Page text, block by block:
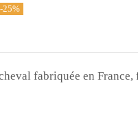
-25%
fabriquée en France,